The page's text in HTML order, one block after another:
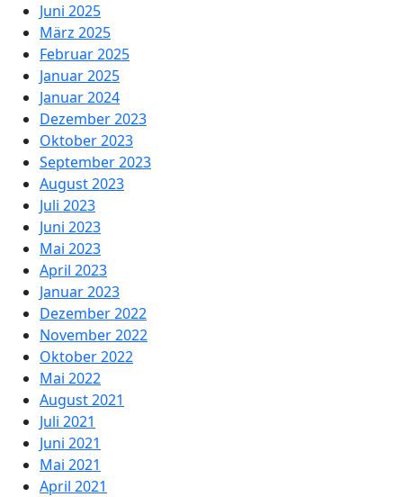
Juni 2025
März 2025
Februar 2025
Januar 2025
Januar 2024
Dezember 2023
Oktober 2023
September 2023
August 2023
Juli 2023
Juni 2023
Mai 2023
April 2023
Januar 2023
Dezember 2022
November 2022
Oktober 2022
Mai 2022
August 2021
Juli 2021
Juni 2021
Mai 2021
April 2021